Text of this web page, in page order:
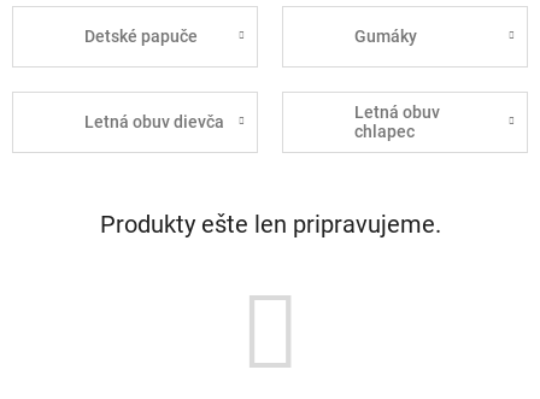
Detské papuče Gumáky
Letná obuv dievča
Letná obuv
chlapec
Produkty ešte len pripravujeme.